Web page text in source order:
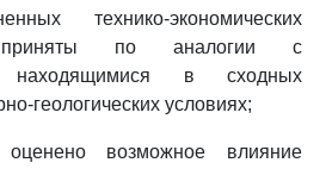
технико-экономических
по аналогии с
находящимися в сходных
геологических условиях;
возможное влияние